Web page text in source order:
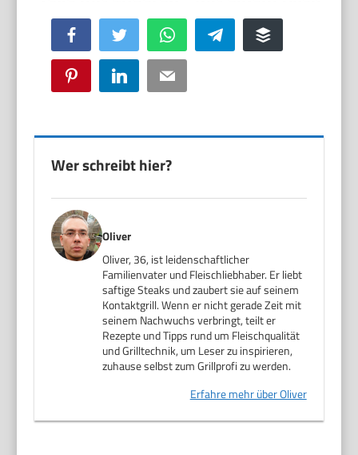
Facebook Twitter WhatsApp Telegram Buffer
Pinterest LinkedIn Email
Wer schreibt hier?
Oliver
Oliver, 36, ist leidenschaftlicher
Familienvater und Fleischliebhaber. Er liebt
saftige Steaks und zaubert sie auf seinem
Kontaktgrill. Wenn er nicht gerade Zeit mit
seinem Nachwuchs verbringt, teilt er
Rezepte und Tipps rund um Fleischqualität
und Grilltechnik, um Leser zu inspirieren,
zuhause selbst zum Grillprofi zu werden.
Erfahre mehr über Oliver